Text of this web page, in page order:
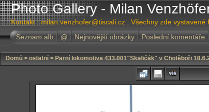
Photo Gallery - Milan
Kontakt : milan.venzhofer@tiscali.cz . Všechny zde
Seznam alb
@ Nejnovější obrázky Poslední komentáře
Domů > ostatní > Parní lokomotiva 433.001"Skaličák" v Chotěboři